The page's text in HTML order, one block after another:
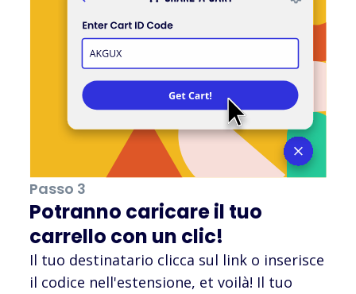
Passo 3
Potranno caricare il tuo
carrello con un clic!
Il tuo destinatario clicca sul link o inserisce
il codice nell'estensione, et voilà! Il tuo